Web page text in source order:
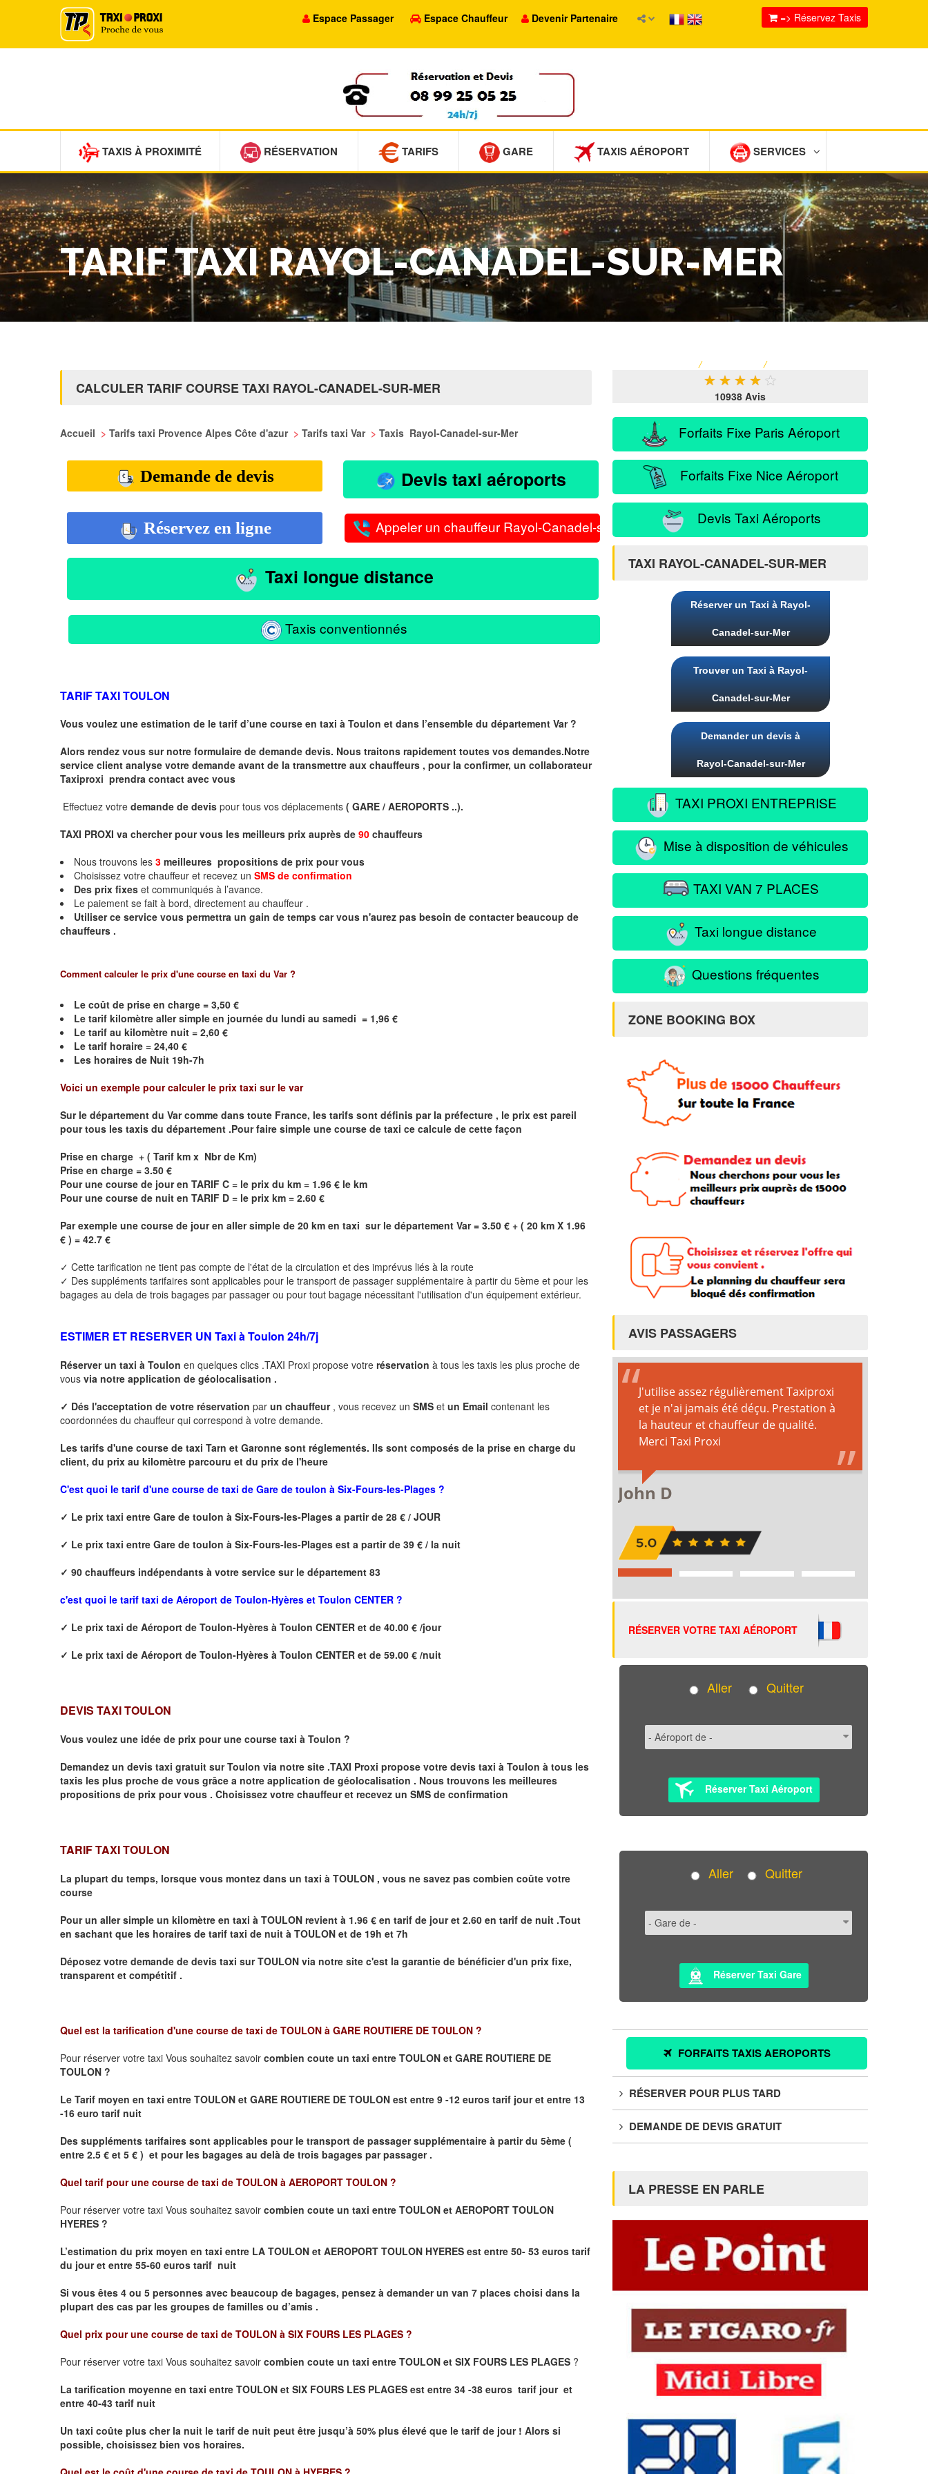
Espace Passager Espace Chauffeur Devenir Partenaire => Réservez Taxis
TAXIS À PROXIMITÉ RÉSERVATION TARIFS GARE TAXIS AÉROPORT SERVICES
TARIF TAXI RAYOL-CANADEL-SUR-MER
/ /
CALCULER TARIF COURSE TAXI RAYOL-CANADEL-SUR-MER
Accueil > Tarifs taxi Provence Alpes Côte d'azur > Tarifs taxi Var > Taxis Rayol-Canadel-sur-Mer
Demande de devis Devis taxi aéroports
Réservez en ligne Appeler un chauffeur Rayol-Canadel-sur-Mer
Taxi longue distance
Taxis conventionnés
TARIF TAXI TOULON
Vous voulez une estimation de le tarif d’une course en taxi à Toulon et dans l’ensemble du département Var ?
Alors rendez vous sur notre formulaire de demande devis. Nous traitons rapidement toutes vos demandes.Notre
service client analyse votre demande avant de la transmettre aux chauffeurs , pour la confirmer, un collaborateur
Taxiproxi prendra contact avec vous
Effectuez votre demande de devis pour tous vos déplacements ( GARE / AEROPORTS ..).
TAXI PROXI va chercher pour vous les meilleurs prix auprès de 90 chauffeurs
Nous trouvons les 3 meilleures propositions de prix pour vous
Choisissez votre chauffeur et recevez un SMS de confirmation
Des prix fixes et communiqués à l’avance.
Le paiement se fait à bord, directement au chauffeur .
Utiliser ce service vous permettra un gain de temps car vous n'aurez pas besoin de contacter beaucoup de
chauffeurs .
Comment calculer le prix d'une course en taxi du Var ?
Le coût de prise en charge = 3,50 €
Le tarif kilomètre aller simple en journée du lundi au samedi = 1,96 €
Le tarif au kilomètre nuit = 2,60 €
Le tarif horaire = 24,40 €
Les horaires de Nuit 19h-7h
Voici un exemple pour calculer le prix taxi sur le var
Sur le département du Varcomme dans toute France, les tarifs sont définis par la préfecture , le prix est pareil
pour tous les taxis du département .Pour faire simple une course de taxi ce calcule de cette façon
Prise en charge + ( Tarif km x Nbr de Km)
Prise en charge = 3.50 €
Pour une course de jour en TARIF C = le prix du km = 1.96 € le km
Pour une course de nuit en TARIF D = le prix km = 2.60 €
Par exemple une course de jour en aller simple de 20 km en taxi sur le département Var= 3.50 € + ( 20 km X 1.96
€ ) = 42.7 €
✓ Cette tarification ne tient pas compte de l'état de la circulation et des imprévus liés à la route
✓ Des suppléments tarifaires sont applicables pour le transport de passager supplémentaire à partir du 5ème et pour les
bagages au dela de trois bagages par passager ou pour tout bagage nécessitant l'utilisation d'un équipement extérieur.
ESTIMER ET RESERVER UN Taxi àToulon 24h/7j
Réserver un taxi à Toulon en quelques clics .TAXI Proxi propose votre réservation à tous les taxis les plus proche de
vous via notre application de géolocalisation .
✓ Dés l'acceptation de votre réservation par un chauffeur , vous recevez un SMS et un Email contenant les
coordonnées du chauffeur qui correspond à votre demande.
Les tarifs d'une course de taxi Tarn et Garonne sont réglementés. Ils sont composés de la prise en charge du
client, du prix au kilomètre parcouru et du prix de l'heure
C'est quoi le tarif d'une course de taxi de Gare de toulon à Six-Fours-les-Plages ?
✓ Le prix taxi entre Gare de toulon à Six-Fours-les-Plages a partir de 28 € / JOUR
✓ Le prix taxi entre Gare de toulon à Six-Fours-les-Plages est a partir de 39 € / la nuit
✓ 90 chauffeurs indépendants à votre service sur le département 83
c'est quoi le tarif taxi de Aéroport de Toulon-Hyères et Toulon CENTER ?
✓ Le prix taxi de Aéroport de Toulon-Hyères à Toulon CENTER et de 40.00 € /jour
✓ Le prix taxi de Aéroport de Toulon-Hyères à Toulon CENTER et de 59.00 € /nuit
DEVIS TAXI TOULON
Vous voulez une idée de prix pour une course taxi à Toulon ?
Demandez un devis taxi gratuit surToulon via notre site .TAXI Proxi propose votre devis taxi à Toulon à tous les
taxis les plus proche de vous grâce a notre application de géolocalisation . Nous trouvons les meilleures
propositions de prix pour vous . Choisissez votre chauffeur et recevez un SMS de confirmation
TARIF TAXI TOULON
La plupart du temps, lorsque vous montez dans un taxi à TOULON , vous ne savez pas combien coûte votre
course
Pour un aller simple un kilomètre en taxi à TOULON revient à 1.96 € en tarif de jour et 2.60 en tarif de nuit .Tout
en sachant que les horaires de tarif taxi de nuit à TOULON et de 19h et 7h
Déposez votre demande de devis taxi surTOULON via notre site c'est la garantie de bénéficier d'un prix fixe,
transparent et compétitif .
Quel est la tarification d'une course de taxi de TOULON à GARE ROUTIERE DE TOULON ?
Pour réserver votre taxi Vous souhaitez savoir combien coute un taxi entre TOULON et GARE ROUTIERE DE
TOULON ?
Le Tarif moyen en taxi entre TOULON et GARE ROUTIERE DE TOULON est entre 9 -12 euros tarif jour et entre 13
-16 euro tarif nuit
Des suppléments tarifaires sont applicables pour le transport de passager supplémentaire à partir du 5ème (
entre 2.5 € et 5 € ) et pour les bagages au delà de trois bagages par passager .
Quel tarif pour une course de taxi de TOULON à AEROPORT TOULON ?
Pour réserver votre taxi Vous souhaitez savoir combien coute un taxi entre TOULON et AEROPORT TOULON
HYERES ?
L’estimation du prix moyen en taxi entre LA TOULON et AEROPORT TOULON HYERES est entre 50- 53 euros tarif
du jour et entre 55-60 euros tarif nuit
Si vous êtes 4 ou 5 personnes avec beaucoup de bagages, pensez à demander un van 7 places choisi dans la
plupart des cas par les groupes de familles ou d’amis .
Quel prix pour une course de taxi de TOULON à SIX FOURS LES PLAGES ?
Pour réserver votre taxi Vous souhaitez savoir combien coute un taxi entre TOULON et SIX FOURS LES PLAGES ?
La tarification moyenne en taxi entre TOULON et SIX FOURS LES PLAGES est entre 34 -38 euros tarif jour et
entre 40-43 tarif nuit
Un taxi coûte plus cher la nuit le tarif de nuit peut être jusqu’à 50% plus élevé que le tarif de jour ! Alors si
possible, choisissez bien vos horaires.
★ ★ ★ ★ ★
10938 Avis
Forfaits Fixe Paris Aéroport
Forfaits Fixe Nice Aéroport
Devis Taxi Aéroports
TAXI RAYOL-CANADEL-SUR-MER
Réserver un Taxi à Rayol-
Canadel-sur-Mer
Trouver un Taxi à Rayol-
Canadel-sur-Mer
Demander un devis à
Rayol-Canadel-sur-Mer
TAXI PROXI ENTREPRISE
Mise à disposition de véhicules
TAXI VAN 7 PLACES
Taxi longue distance
Questions fréquentes
ZONE BOOKING BOX
AVIS PASSAGERS
RÉSERVER VOTRE TAXI AÉROPORT
Aller Quitter
Réserver Taxi Aéroport
Aller Quitter
Réserver Taxi Gare
FORFAITS TAXIS AEROPORTS
RÉSERVER POUR PLUS TARD
DEMANDE DE DEVIS GRATUIT
LA PRESSE EN PARLE